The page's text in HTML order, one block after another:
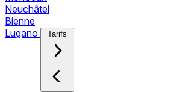
Neuchâtel
Bienne
Lugano
Tarifs